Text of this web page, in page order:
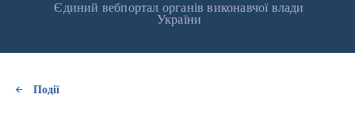
Єдиний вебпортал органів виконавчої влади
України
Події